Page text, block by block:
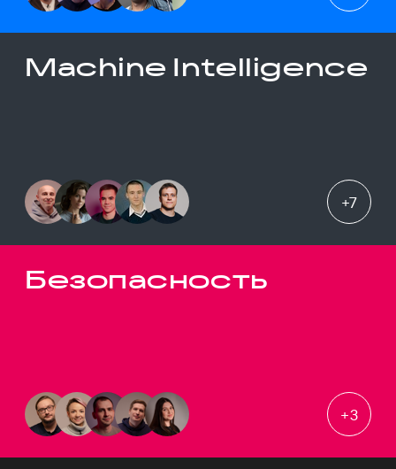
Machine Intelligence
+7
Безопасность
+3